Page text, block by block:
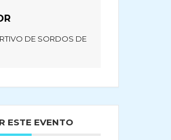
DE SORDOS DE
ESTE EVENTO